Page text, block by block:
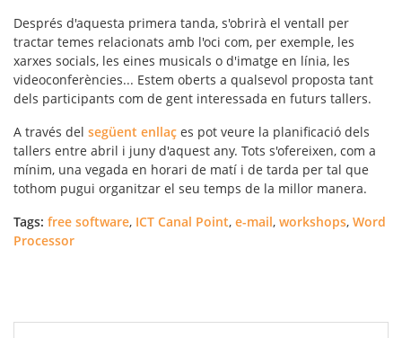
Després d'aquesta primera tanda, s'obrirà el ventall per
tractar temes relacionats amb l'oci com, per exemple, les
xarxes socials, les eines musicals o d'imatge en línia, les
videoconferències... Estem oberts a qualsevol proposta tant
dels participants com de gent interessada en futurs tallers.
A través del següent enllaç es pot veure la planificació dels
tallers entre abril i juny d'aquest any. Tots s'ofereixen, com a
mínim, una vegada en horari de matí i de tarda per tal que
tothom pugui organitzar el seu temps de la millor manera.
Tags: free software, ICT Canal Point, e-mail, workshops, Word
Processor